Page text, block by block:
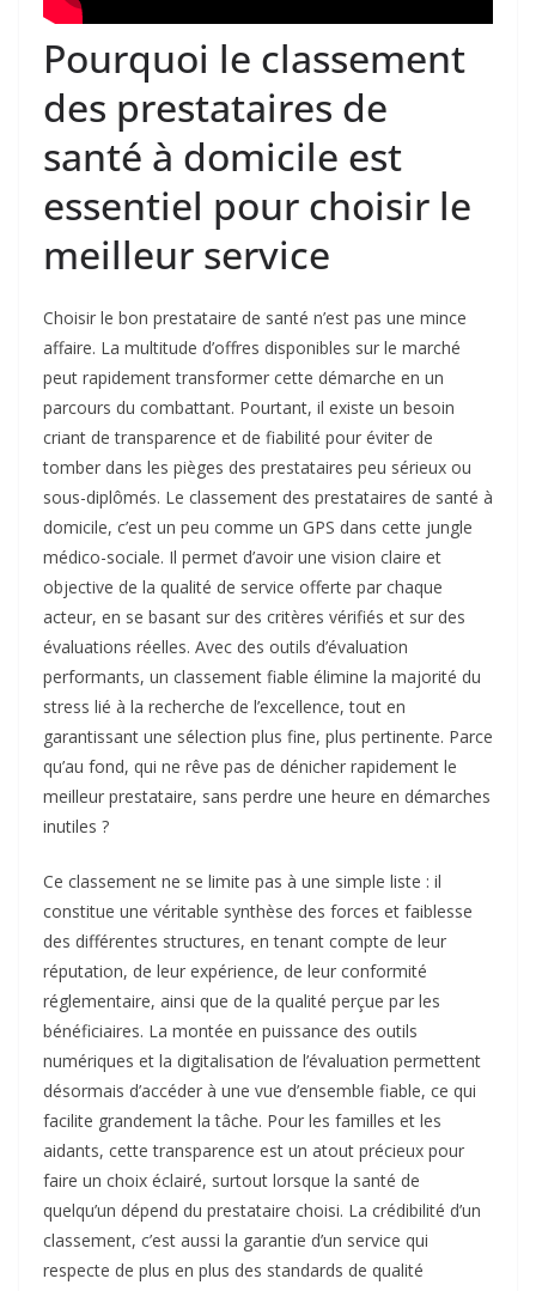
Pourquoi le classement
des prestataires de
santé à domicile est
essentiel pour choisir le
meilleur service
Choisir le bon prestataire de santé n’est pas une mince
affaire. La multitude d’offres disponibles sur le marché
peut rapidement transformer cette démarche en un
parcours du combattant. Pourtant, il existe un besoin
criant de transparence et de fiabilité pour éviter de
tomber dans les pièges des prestataires peu sérieux ou
sous-diplômés. Le classement des prestataires de santé à
domicile, c’est un peu comme un GPS dans cette jungle
médico-sociale. Il permet d’avoir une vision claire et
objective de la qualité de service offerte par chaque
acteur, en se basant sur des critères vérifiés et sur des
évaluations réelles. Avec des outils d’évaluation
performants, un classement fiable élimine la majorité du
stress lié à la recherche de l’excellence, tout en
garantissant une sélection plus fine, plus pertinente. Parce
qu’au fond, qui ne rêve pas de dénicher rapidement le
meilleur prestataire, sans perdre une heure en démarches
inutiles ?
Ce classement ne se limite pas à une simple liste : il
constitue une véritable synthèse des forces et faiblesse
des différentes structures, en tenant compte de leur
réputation, de leur expérience, de leur conformité
réglementaire, ainsi que de la qualité perçue par les
bénéficiaires. La montée en puissance des outils
numériques et la digitalisation de l’évaluation permettent
désormais d’accéder à une vue d’ensemble fiable, ce qui
facilite grandement la tâche. Pour les familles et les
aidants, cette transparence est un atout précieux pour
faire un choix éclairé, surtout lorsque la santé de
quelqu’un dépend du prestataire choisi. La crédibilité d’un
classement, c’est aussi la garantie d’un service qui
respecte de plus en plus des standards de qualité